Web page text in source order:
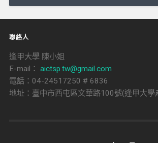
覽
聯絡人
逢甲大學 陳小姐
E-mail： aictsp.tw@gmail.com
電話：04-24517250 # 6836
地址：臺中市西屯區文華路100號(逢甲大學